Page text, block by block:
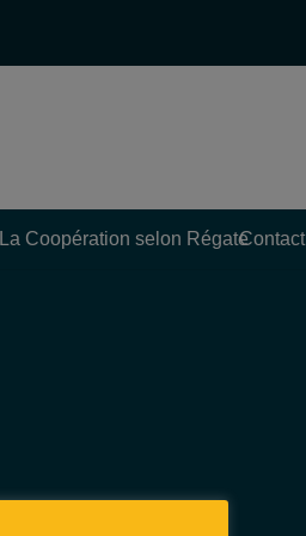
La Coopération selon RégateContact